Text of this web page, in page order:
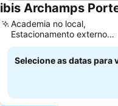
ibis Archamps
Academia no local,
Estacionamento externo
seguro
Selecione as datas para